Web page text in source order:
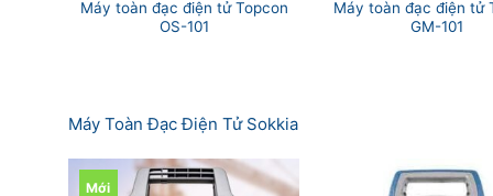
Máy toàn đạc điện tử Topcon
OS-101
Máy toàn đạc điện tử
GM-101
Máy Toàn Đạc Điện Tử Sokkia
Mới